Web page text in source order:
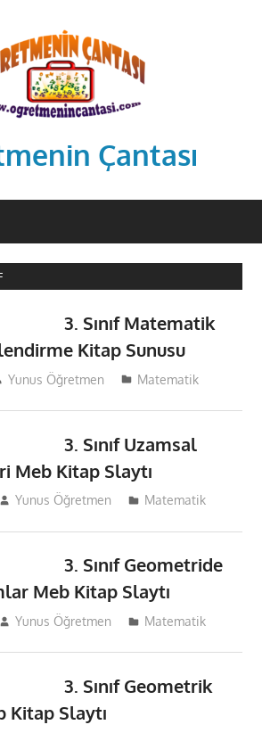
Çantası
3. Sınıf Matematik
Kitap Sunusu
Yunus Öğretmen Matematik
3. Sınıf Uzamsal
Meb Kitap Slaytı
Yunus Öğretmen Matematik
3. Sınıf Geometride
Meb Kitap Slaytı
Yunus Öğretmen Matematik
3. Sınıf Geometrik
Kitap Slaytı